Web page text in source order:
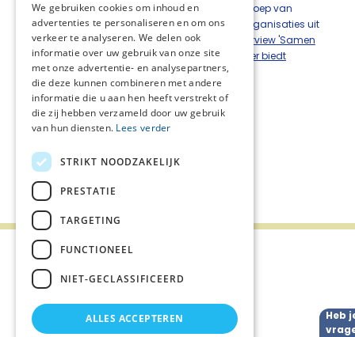
samenwerkingen gemaakt door een projectgroep van
diverse organisaties en functionarissen van organisaties uit
het netwerk. Meer weten hierover? Bekijk het
interview 'Samen
op weg in de palliatieve fase - Nieuwe wegwijzer biedt
overzicht en steun'met achtergrondinformatie.
Vragen of meer informatie?
Neem dan contact op met Mirjam Velting,
m.velting@careyn.nl.
Deel deze pagina:
Nieuws
Agenda
Heb
We gebruiken cookies om inhoud en
advertenties te personaliseren en om ons
verkeer te analyseren. We delen ook
informatie over uw gebruik van onze site
met onze advertentie- en analysepartners,
die deze kunnen combineren met andere
informatie die u aan hen heeft verstrekt of
die zij hebben verzameld door uw gebruik
van hun diensten. Lees verder
STRIKT NOODZAKELIJK
PRESTATIE
TARGETING
FUNCTIONEEL
NIET-GECLASSIFICEERD
ALLES ACCEPTEREN